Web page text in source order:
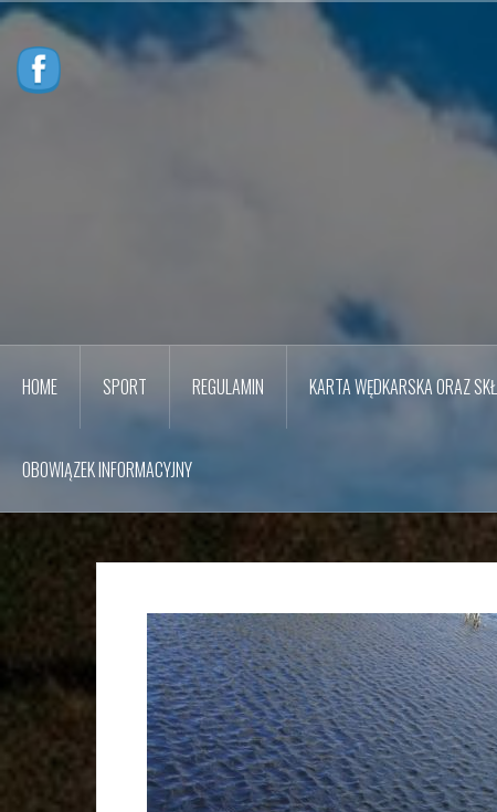
Przejdź
treści
HOME SPORT REGULAMIN KARTA WĘDKARSKA ORAZ
OBOWIĄZEK INFORMACYJNY